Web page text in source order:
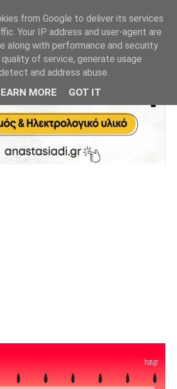
from Google to deliver its services
Your IP address and user-agent are
along with performance and security
of service, generate usage
and address abuse.
MORE GOT IT